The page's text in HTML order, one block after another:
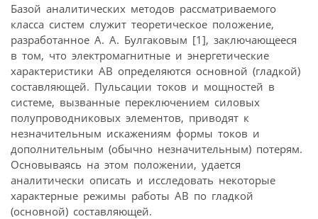
Базой аналитических методов рассматриваемого
класса систем служит теоретическое положение,
разработанное А. А. Булгаковым [1], заключающееся
в том, что электромагнитные и энергетические
характеристики АВ определяются основной (гладкой)
составляющей. Пульсации токов и мощностей в
системе, вызванные переключением силовых
полупроводниковых элементов, приводят к
незначительным искажениям формы токов и
дополнительным (обычно незначительным) потерям.
Основываясь на этом положении, удается
аналитически описать и исследовать некоторые
характерные режимы работы АВ по гладкой
(основной) составляющей.